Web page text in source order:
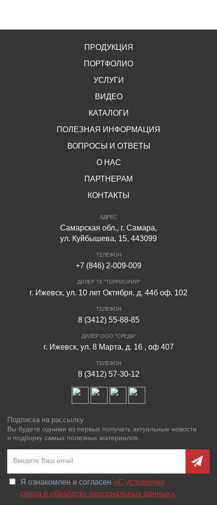
ПРОДУКЦИЯ
ПОРТФОЛИО
УСЛУГИ
ВИДЕО
КАТАЛОГИ
ПОЛЕЗНАЯ ИНФОРМАЦИЯ
ВОПРОСЫ И ОТВЕТЫ
О НАС
ПАРТНЕРАМ
КОНТАКТЫ
АДРЕС
Самарская обл., г. Самара,
ул. Куйбышева, 15, 443099
ТЕЛЕФОН
+7 (846) 2-009-009
ДИЛЕР ТК "ТЕРРИОРИЯ"
г. Ижевск, ул. 10 лет Октября, д. 44б оф. 102
ТЕЛЕФОН
8 (3412) 55-88-85
ДИЛЕР ООО "СРЕДА"
г. Ижевск, ул. 8 Марта, д. 16 , оф 407
ТЕЛЕФОН
8 (3412) 57-30-12
Подписка на рассылку
Вы будете одними из первых получать актуальные новости
и подборку самых полезных материалов.
Я ознакомлен и согласен «C условиями
сбора и обработки персональных данных».